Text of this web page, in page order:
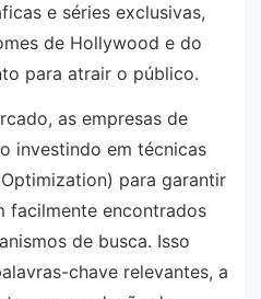
e séries exclusivas,
de Hollywood e do
para atrair o público.
as empresas de
investindo em técnicas
para garantir
facilmente encontrados
de busca. Isso
chave relevantes, a